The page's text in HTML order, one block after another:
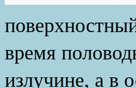
время
излучине, а в